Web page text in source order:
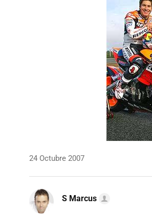
24 Octubre 2007
S Marcus